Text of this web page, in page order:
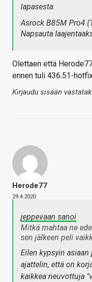
lapasesta.
Asrock B85M Pro4
Napsauta
Olettaen että
ennen tuli 436.51-
Kirjaudu sisään
Herode77
29.4.2020
jeppevaan sanoi
Mitkä mahtaa ne
sen jälkeen peli
Eilen kypsyin
ajattelin, että on
kaikkea neuvottuja